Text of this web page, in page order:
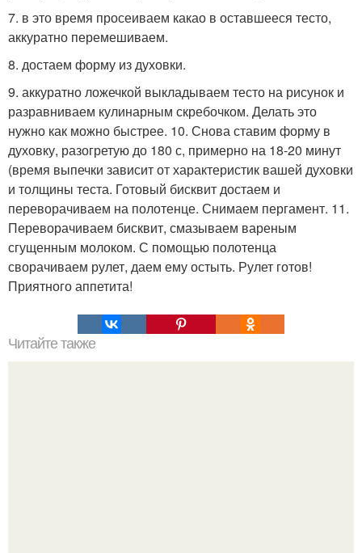
7. в это время просеиваем какао в оставшееся тесто,
аккуратно перемешиваем.
8. достаем форму из духовки.
9. аккуратно ложечкой выкладываем тесто на рисунок и
разравниваем кулинарным скребочком. Делать это
нужно как можно быстрее. 10. Снова ставим форму в
духовку, разогретую до 180 с, примерно на 18-20 минут
(время выпечки зависит от характеристик вашей духовки
и толщины теста. Готовый бисквит достаем и
переворачиваем на полотенце. Снимаем пергамент. 11.
Переворачиваем бисквит, смазываем вареным
сгущенным молоком. С помощью полотенца
сворачиваем рулет, даем ему остыть. Рулет готов!
Приятного аппетита!
Читайте также